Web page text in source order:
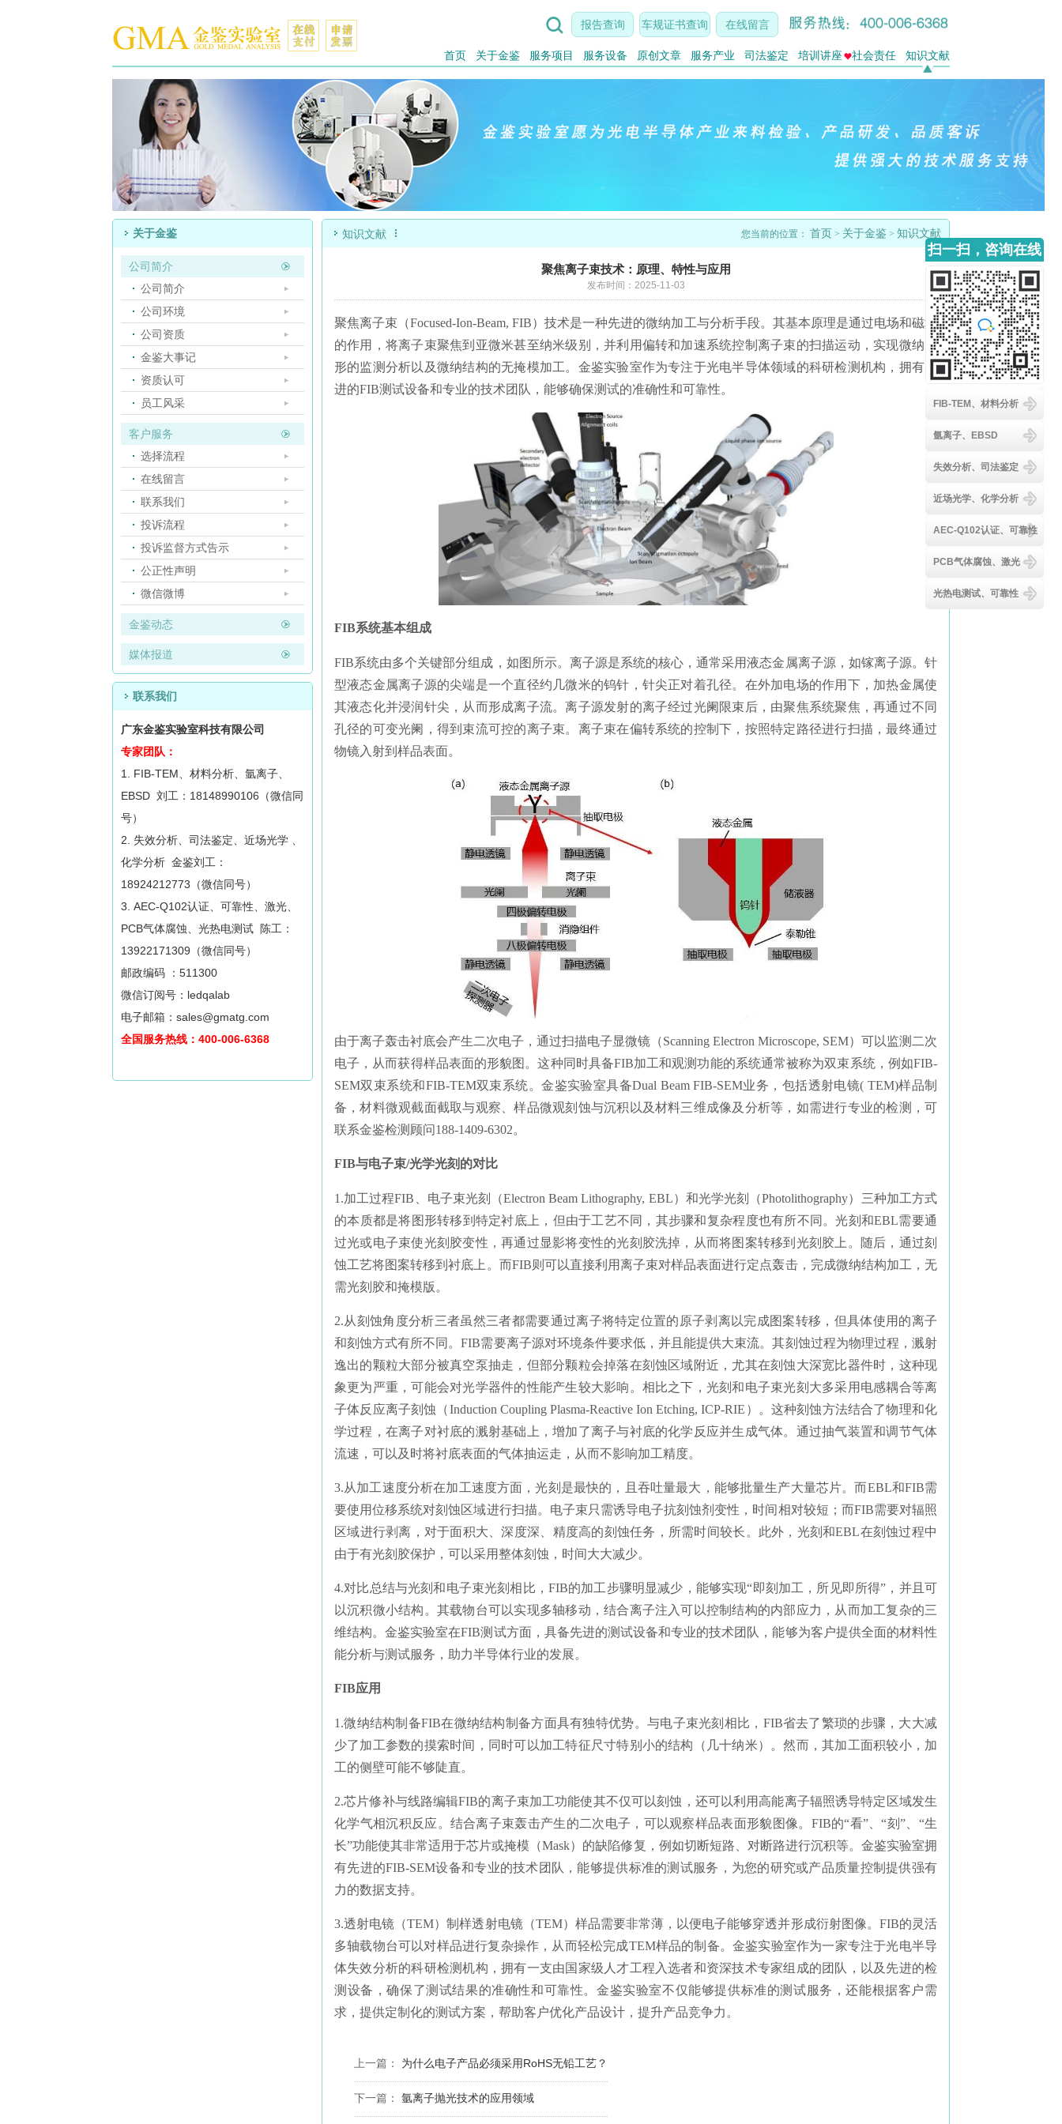
在线留言
车规证书查询
报告查询

首页 关于金鉴 服务项目 服务设备 原创文章 服务产业 司法鉴定 培训讲座 社会责任 知识文献
关于金鉴
公司简介
公司简介
公司环境
公司资质
金鉴大事记
资质认可
员工风采
客户服务
选择流程
在线留言
联系我们
投诉流程
投诉监督方式告示
公正性声明
微信微博
金鉴动态
媒体报道
联系我们
广东金鉴实验室科技有限公司
专家团队：
1. FIB-TEM、材料分析、氩离子、
EBSD 刘工：18148990106（微信同
号）
2. 失效分析、司法鉴定、近场光学 、
化学分析 金鉴刘工：
18924212773（微信同号）
3. AEC-Q102认证、可靠性、激光、
PCB气体腐蚀、光热电测试 陈工：
13922171309（微信同号）
邮政编码 ：511300
微信订阅号：ledqalab
电子邮箱：sales@gmatg.com
全国服务热线：400-006-6368
知识文献  您当前的位置： 首页 > 关于金鉴 > 知识文献
聚焦离子束技术：原理、特性与应用
发布时间：2025-11-03
聚焦离子束（Focused-Ion-Beam, FIB）技术是一种先进的微纳加工与分析手段。其基本原理是通过电场和磁场
的作用，将离子束聚焦到亚微米甚至纳米级别，并利用偏转和加速系统控制离子束的扫描运动，实现微纳图
形的监测分析以及微纳结构的无掩模加工。金鉴实验室作为专注于光电半导体领域的科研检测机构，拥有先
进的FIB测试设备和专业的技术团队，能够确保测试的准确性和可靠性。
FIB系统基本组成
FIB系统由多个关键部分组成，如图所示。离子源是系统的核心，通常采用液态金属离子源，如镓离子源。针
型液态金属离子源的尖端是一个直径约几微米的钨针，针尖正对着孔径。在外加电场的作用下，加热金属使
其液态化并浸润针尖，从而形成离子流。离子源发射的离子经过光阑限束后，由聚焦系统聚焦，再通过不同
孔径的可变光阑，得到束流可控的离子束。离子束在偏转系统的控制下，按照特定路径进行扫描，最终通过
物镜入射到样品表面。
由于离子轰击衬底会产生二次电子，通过扫描电子显微镜（Scanning Electron Microscope, SEM）可以监测二次
电子，从而获得样品表面的形貌图。这种同时具备FIB加工和观测功能的系统通常被称为双束系统，例如FIB-
SEM双束系统和FIB-TEM双束系统。金鉴实验室具备Dual Beam FIB-SEM业务，包括透射电镜( TEM)样品制
备，材料微观截面截取与观察、样品微观刻蚀与沉积以及材料三维成像及分析等，如需进行专业的检测，可
联系金鉴检测顾问188-1409-6302。
FIB与电子束/光学光刻的对比
1.加工过程FIB、电子束光刻（Electron Beam Lithography, EBL）和光学光刻（Photolithography）三种加工方式
的本质都是将图形转移到特定衬底上，但由于工艺不同，其步骤和复杂程度也有所不同。光刻和EBL需要通
过光或电子束使光刻胶变性，再通过显影将变性的光刻胶洗掉，从而将图案转移到光刻胶上。随后，通过刻
蚀工艺将图案转移到衬底上。而FIB则可以直接利用离子束对样品表面进行定点轰击，完成微纳结构加工，无
需光刻胶和掩模版。
2.从刻蚀角度分析三者虽然三者都需要通过离子将特定位置的原子剥离以完成图案转移，但具体使用的离子
和刻蚀方式有所不同。FIB需要离子源对环境条件要求低，并且能提供大束流。其刻蚀过程为物理过程，溅射
逸出的颗粒大部分被真空泵抽走，但部分颗粒会掉落在刻蚀区域附近，尤其在刻蚀大深宽比器件时，这种现
象更为严重，可能会对光学器件的性能产生较大影响。相比之下，光刻和电子束光刻大多采用电感耦合等离
子体反应离子刻蚀（Induction Coupling Plasma-Reactive Ion Etching, ICP-RIE）。这种刻蚀方法结合了物理和化
学过程，在离子对衬底的溅射基础上，增加了离子与衬底的化学反应并生成气体。通过抽气装置和调节气体
流速，可以及时将衬底表面的气体抽运走，从而不影响加工精度。
3.从加工速度分析在加工速度方面，光刻是最快的，且吞吐量最大，能够批量生产大量芯片。而EBL和FIB需
要使用位移系统对刻蚀区域进行扫描。电子束只需诱导电子抗刻蚀剂变性，时间相对较短；而FIB需要对辐照
区域进行剥离，对于面积大、深度深、精度高的刻蚀任务，所需时间较长。此外，光刻和EBL在刻蚀过程中
由于有光刻胶保护，可以采用整体刻蚀，时间大大减少。
4.对比总结与光刻和电子束光刻相比，FIB的加工步骤明显减少，能够实现“即刻加工，所见即所得”，并且可
以沉积微小结构。其载物台可以实现多轴移动，结合离子注入可以控制结构的内部应力，从而加工复杂的三
维结构。金鉴实验室在FIB测试方面，具备先进的测试设备和专业的技术团队，能够为客户提供全面的材料性
能分析与测试服务，助力半导体行业的发展。
FIB应用
1.微纳结构制备FIB在微纳结构制备方面具有独特优势。与电子束光刻相比，FIB省去了繁琐的步骤，大大减
少了加工参数的摸索时间，同时可以加工特征尺寸特别小的结构（几十纳米）。然而，其加工面积较小，加
工的侧壁可能不够陡直。
2.芯片修补与线路编辑FIB的离子束加工功能使其不仅可以刻蚀，还可以利用高能离子辐照诱导特定区域发生
化学气相沉积反应。结合离子束轰击产生的二次电子，可以观察样品表面形貌图像。FIB的“看”、“刻”、“生
长”功能使其非常适用于芯片或掩模（Mask）的缺陷修复，例如切断短路、对断路进行沉积等。金鉴实验室拥
有先进的FIB-SEM设备和专业的技术团队，能够提供标准的测试服务，为您的研究或产品质量控制提供强有
力的数据支持。
3.透射电镜（TEM）制样透射电镜（TEM）样品需要非常薄，以便电子能够穿透并形成衍射图像。FIB的灵活
多轴载物台可以对样品进行复杂操作，从而轻松完成TEM样品的制备。金鉴实验室作为一家专注于光电半导
体失效分析的科研检测机构，拥有一支由国家级人才工程入选者和资深技术专家组成的团队，以及先进的检
测设备，确保了测试结果的准确性和可靠性。金鉴实验室不仅能够提供标准的测试服务，还能根据客户需
求，提供定制化的测试方案，帮助客户优化产品设计，提升产品竞争力。
上一篇： 为什么电子产品必须采用RoHS无铅工艺？
下一篇： 氩离子抛光技术的应用领域
扫一扫，咨询在线
客服
FIB-TEM、材料分析
氩离子、EBSD
失效分析、司法鉴定
近场光学、化学分析
AEC-Q102认证、可靠性
PCB气体腐蚀、激光
光热电测试、可靠性